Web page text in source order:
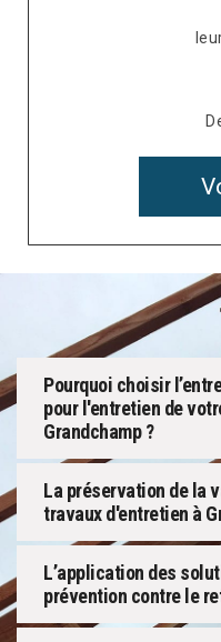
Pourquoi choisir
pour l'entretien de
Grandchamp ?
La préservation de la
travaux d'entretien à
L’application des
prévention contre le